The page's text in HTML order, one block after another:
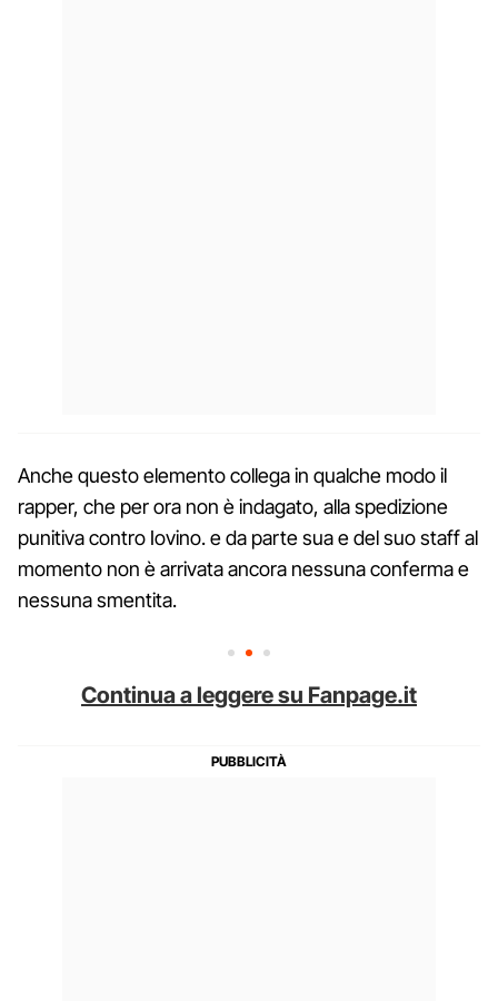
Anche questo elemento collega in qualche modo il
rapper, che per ora non è indagato, alla spedizione
punitiva contro Iovino. e da parte sua e del suo staff al
momento non è arrivata ancora nessuna conferma e
nessuna smentita.
Continua a leggere su Fanpage.it